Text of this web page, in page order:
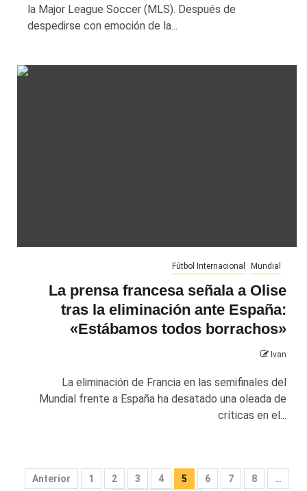
la Major League Soccer (MLS). Después de
despedirse con emoción de la...
Fútbol Internacional Mundial
La prensa francesa señala a Olise
tras la eliminación ante España:
«Estábamos todos borrachos»
Ivan
La eliminación de Francia en las semifinales del
Mundial frente a España ha desatado una oleada de
críticas en el...
Paginación
Anterior 1 2 3 4 5 6 7 8
…